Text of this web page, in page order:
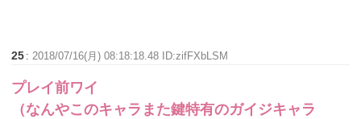
25 :2018/07/16(月) 08:18:18.48 ID:zifFXbLSM
プレイ前ワイ
（なんやこのキャラまた鍵特有のガイジキャラ